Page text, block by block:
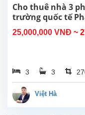
Cho thuê nhà 3
trường quốc tế
25,000,000 VNĐ ~
3 3
Việt Hà